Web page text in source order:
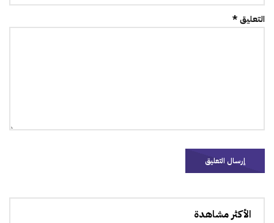
التعليق *
الأكثر مشاهدة